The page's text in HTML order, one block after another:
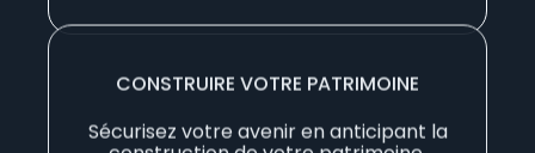
CONSTRUIRE VOTRE PATRIMOINE
Sécurisez votre avenir en anticipant la